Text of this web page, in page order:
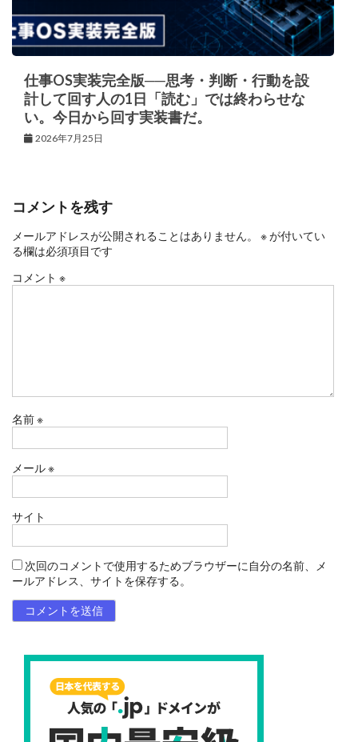
仕事OS実装完全版──思考・判断・行動を設
計して回す人の1日「読む」では終わらせな
い。今日から回す実装書だ。
2026年7月25日
コメントを残す
メールアドレスが公開されることはありません。 ※が付いてい
る欄は必須項目です
コメント ※
名前※
メール※
サイト
次回のコメントで使用するためブラウザーに自分の名前、メ
ールアドレス、サイトを保存する。